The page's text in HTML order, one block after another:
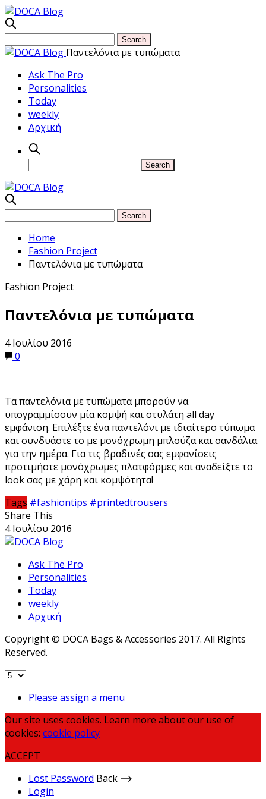
Παντελόνια με τυπώματα
Ask The Pro
Personalities
Today
weekly
Αρχική
Home
Fashion Project
Παντελόνια με τυπώματα
Fashion Project
Παντελόνια με τυπώματα
4 Ιουλίου 2016
0
Τα παντελόνια με τυπώματα μπορούν να
υπογραμμίσουν μία κομψή και στυλάτη all day
εμφάνιση. Επιλέξτε ένα παντελόνι με ιδιαίτερο τύπωμα
και συνδυάστε το με μονόχρωμη μπλούζα και σανδάλια
για την ημέρα. Για τις βραδινές σας εμφανίσεις
προτιμήστε μονόχρωμες πλατφόρμες και αναδείξτε το
look σας με χάρη και κομψότητα!
Tags #fashiontips #printedtrousers
Share This
4 Ιουλίου 2016
Ask The Pro
Personalities
Today
weekly
Αρχική
Copyright © DOCA Bags & Accessories 2017. All Rights
Reserved.
Please assign a menu
Our site uses cookies. Learn more about our use of
cookies: cookie policy
ACCEPT
Lost Password Back ⟶
Login